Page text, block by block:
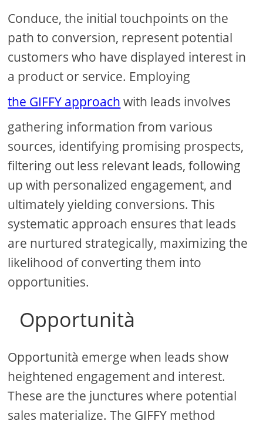
Conduce, the initial touchpoints on the
path to conversion, represent potential
customers who have displayed interest in
a product or service. Employing
the GIFFY approach with leads involves
gathering information from various
sources, identifying promising prospects,
filtering out less relevant leads, following
up with personalized engagement, and
ultimately yielding conversions. This
systematic approach ensures that leads
are nurtured strategically, maximizing the
likelihood of converting them into
opportunities.
Opportunità
Opportunità emerge when leads show
heightened engagement and interest.
These are the junctures where potential
sales materialize. The GIFFY method